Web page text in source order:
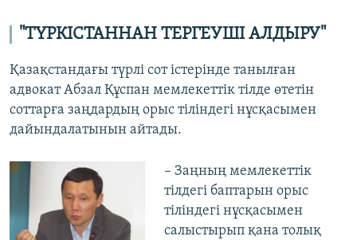
"ТҮРКІСТАННАН ТЕРГЕУШІ АЛДЫРУ"
Қазақстандағы түрлі сот істерінде танылған
адвокат Абзал Құспан мемлекеттік тілде өтетін
соттарға заңдардың орыс тіліндегі нұсқасымен
дайындалатынын айтады.
– Заңның мемлекеттік
тілдегі баптарын орыс
тіліндегі нұсқасымен
салыстырып қана толық